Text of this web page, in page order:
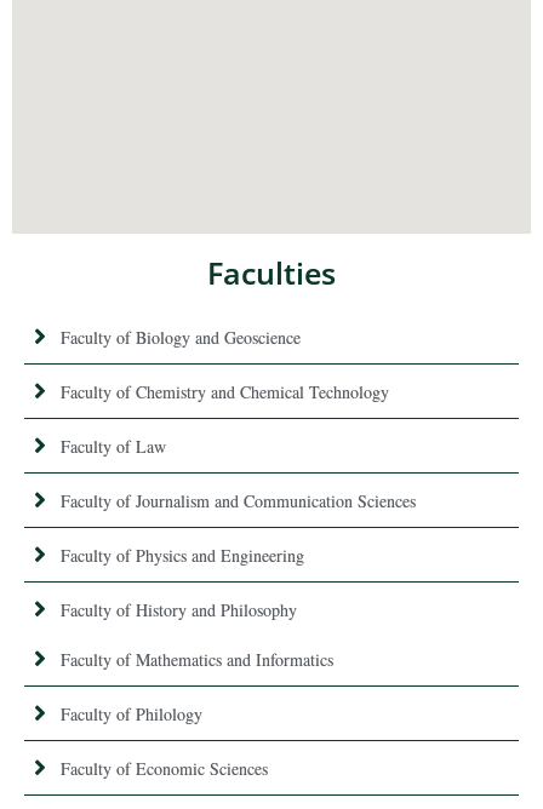
Faculties
Faculty of Biology and Geoscience
Faculty of Chemistry and Chemical Technology
Faculty of Law
Faculty of Journalism and Communication Sciences
Faculty of Physics and Engineering
Faculty of History and Philosophy
Faculty of Mathematics and Informatics
Faculty of Philology
Faculty of Economic Sciences